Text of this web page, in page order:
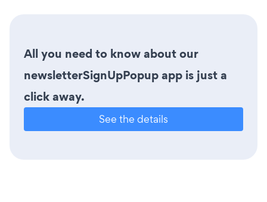
All you need to know about our
newsletterSignUpPopup app is just a
click away.
See the details